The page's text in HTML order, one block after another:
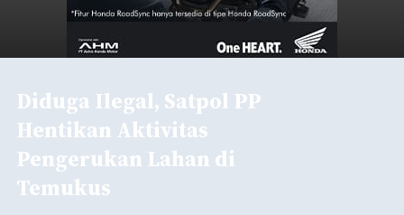
Diduga Ilegal, Satpol PP
Hentikan Aktivitas
Pengerukan Lahan di
Temukus